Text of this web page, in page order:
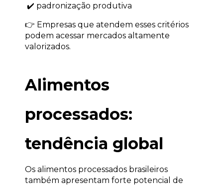
✔️ padronização produtiva
👉 Empresas que atendem esses critérios
podem acessar mercados altamente
valorizados.
Alimentos
processados:
tendência global
Os alimentos processados brasileiros
também apresentam forte potencial de